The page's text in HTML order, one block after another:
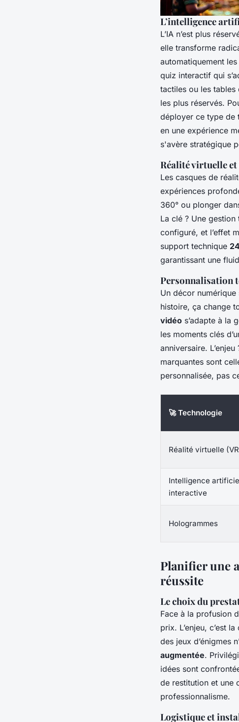
L’intelligence
L’IA n’est plus
elle transforme
automatiquement
quiz interactif qui
tactiles ou les tables
les plus réservés.
déployer ce type de
en une expérience
s'avère stratégique
Réalité virtuelle
Les casques de
expériences
360° ou plonger
La clé ? Une
configuré, et l’effet
support technique
garantissant une
Personnalisation
Un décor
histoire, ça change
vidéo s’adapte à la
les moments clés
anniversaire.
marquantes sont
personnalisée, pas
🚀 Technologie
Réalité virtuelle
Intelligence
interactive
Hologrammes
Planifier une
réussite
Le choix du
Face à la profusion
prix. L’enjeu, c’est
des jeux d’énigmes
augmentée.
idées sont
de restitution et une
professionnalisme.
Logistique et